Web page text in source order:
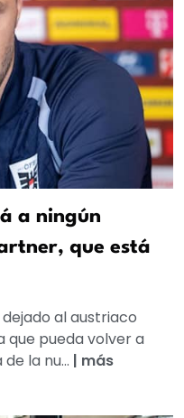
a ningún
que está
al austriaco
que pueda volver a
la nu... | más